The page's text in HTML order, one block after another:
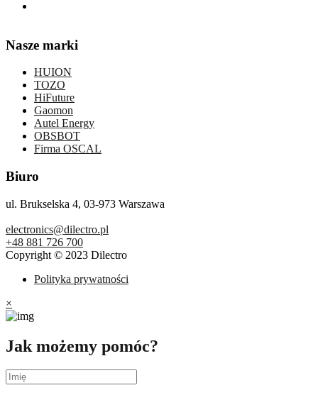
Nasze marki
HUION
TOZO
HiFuture
Gaomon
Autel Energy
OBSBOT
Firma OSCAL
Biuro
ul. Brukselska 4, 03-973 Warszawa
electronics@dilectro.pl
+48 881 726 700
Copyright © 2023 Dilectro
Polityka prywatności
×
Jak możemy pomóc?